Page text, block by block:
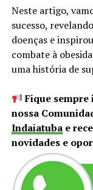
Neste artigo,
sucesso,
doenças e
combate à
uma história de
Fique
nossa
Indaiatubae
novidades e